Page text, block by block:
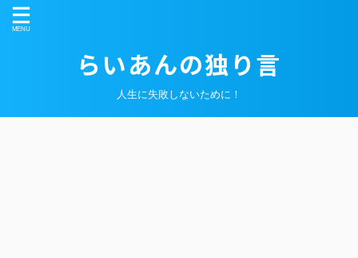
らいあんの独り言
人生に失敗しないために！